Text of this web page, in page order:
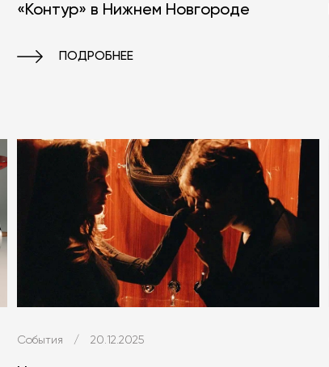
«Контур» в Нижнем Новгороде
ПОДРОБНЕЕ
События / 20.12.2025